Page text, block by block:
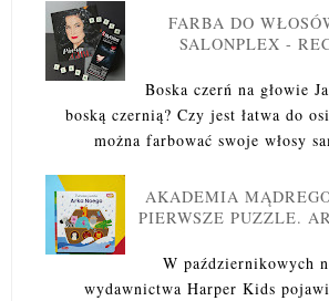
FARBA DO
SALONPLEX -
Boska czerń na głowie
boską czernią? Czy jest łatwa do
można farbować swoje włosy
AKADEMIA
PIERWSZE PUZZLE.
W październikowych
wydawnictwa Harper Kids